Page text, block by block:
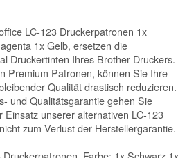
LC-123 Druckerpatronen 1x
1x Gelb, ersetzen die
Druckertinten Ihres Brother Druckers.
Premium Patronen, können Sie Ihre
Qualität drastisch reduzieren.
und Qualitätsgarantie gehen Sie
Einsatz unserer alternativen LC-123
zum Verlust der Herstellergarantie.